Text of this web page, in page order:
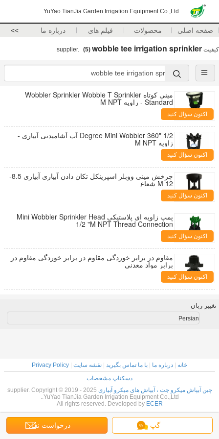
YuYao TianJia Garden Irrigation Equipment Co.,Ltd.
صفحه اصلی محصولات فیلم های درباره ما >>
کیفیت wobble tee irrigation sprinkler
(5)
مینی کوتاه Wobbler Sprinkler Wobble T Sprinkler
Standard - زاویه M NPT
اکنون سؤال کنید
1/2 "360 Degree Mini Wobbler آب آشامیدنی آبیاری -
زاویه M NPT
اکنون سؤال کنید
چرخش مینی ووبلر اسپرینکل تکان دادن آبیاری آبیاری 8.5-
12 M شعاع
اکنون سؤال کنید
پمپ زاویه ای پلاستیکی Mini Wobbler Sprinkler Head
1/2 "M NPT Thread Connection
اکنون سؤال کنید
مقاوم در برابر خوردگی مقاوم در برابر خوردگی مقاوم در
برابر مواد معدنی
اکنون سؤال کنید
گپ درخواست نقل
تغییر زبان
Persian
خانه درباره ما با ما تماس بگیرید نقشه سایت
Privacy Policy
دسکتاپ مشخصات
چین آبپاش میکرو جت ، آبپاش های میکرو آبیاری supplier. Copyright © 2019 - 2025
YuYao TianJia Garden Irrigation Equipment Co.,Ltd..
All rights reserved. Developed by ECER